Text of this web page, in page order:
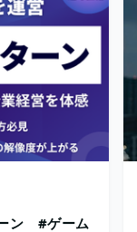
ン #ゲーム